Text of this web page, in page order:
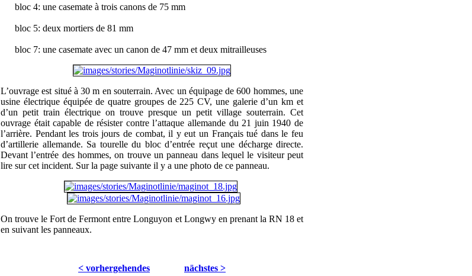
bloc 4: une casemate à trois canons de 75 mm
bloc 5: deux mortiers de 81 mm
bloc 7: une casemate avec un canon de 47 mm et deux mitrailleuses
L’ouvrage est situé à 30 m en souterrain. Avec un équipage de 600 hommes, une
usine électrique équipée de quatre groupes de 225 CV, une galerie d’un km et
d’un petit train électrique on trouve presque un petit village souterrain. Cet
ouvrage était capable de résister contre l’attaque allemande du 21 juin 1940 de
l’arrière. Pendant les trois jours de combat, il y eut un Français tué dans le feu
d’artillerie allemande. Sa tourelle du bloc d’entrée reçut une décharge directe.
Devant l’entrée des hommes, on trouve un panneau dans lequel le visiteur peut
lire sur cet incident. Sur la page suivante il y a une photo de ce panneau.
On trouve le Fort de Fermont entre Longuyon et Longwy en prenant la RN 18 et
en suivant les panneaux.
< vorhergehendes
nächstes >